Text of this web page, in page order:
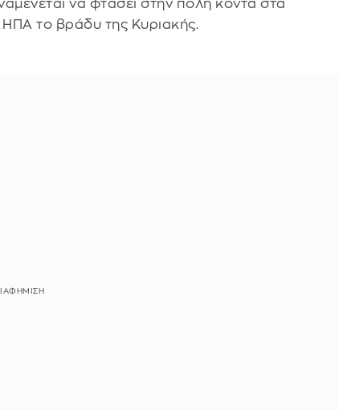
να φτάσει στην πόλη κοντά στα
ΗΠΑ το βράδυ της Κυριακής.